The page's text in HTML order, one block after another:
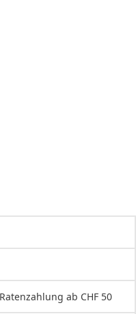
ab CHF 50